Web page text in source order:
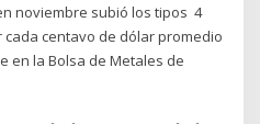
noviembre subió los tipos 4
cada centavo de dólar promedio
en la Bolsa de Metales de